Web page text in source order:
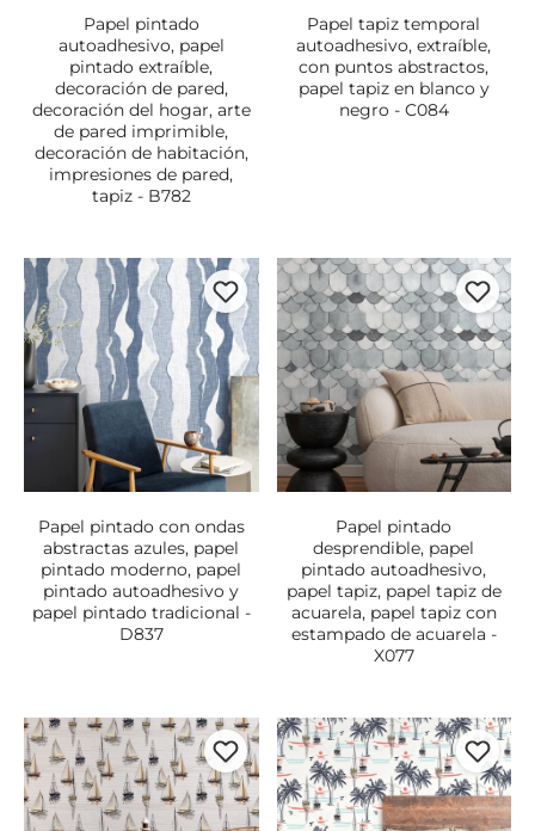
Papel pintado
autoadhesivo, papel
pintado extraíble,
decoración de pared,
decoración del hogar, arte
de pared imprimible,
decoración de habitación,
impresiones de pared,
tapiz - B782
Papel tapiz temporal
autoadhesivo, extraíble,
con puntos abstractos,
papel tapiz en blanco y
negro - C084
Papel pintado con ondas
abstractas azules, papel
pintado moderno, papel
pintado autoadhesivo y
papel pintado tradicional -
D837
Papel pintado
desprendible, papel
pintado autoadhesivo,
papel tapiz, papel tapiz de
acuarela, papel tapiz con
estampado de acuarela -
X077